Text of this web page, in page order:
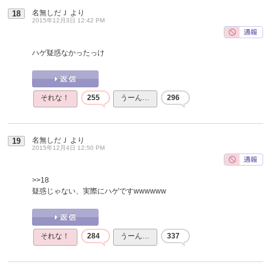
18 名無しだＪ より
2015年12月3日 12:42 PM
ハゲ疑惑なかったっけ
それな！ 255 うーん… 296
19 名無しだＪ より
2015年12月4日 12:50 PM
>>18
疑惑じゃない、実際にハゲですwwwwww
それな！ 284 うーん… 337